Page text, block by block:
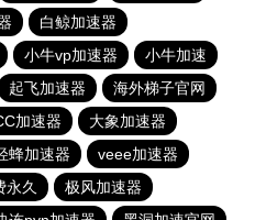
白鲸加速器
小牛vp加速器
小牛加速
起飞加速器
海外梯子官网
加速器
大象加速器
蜂加速器
veee加速器
永久
极风加速器